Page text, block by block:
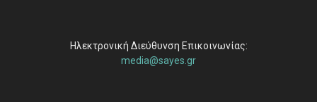
Ηλεκτρονική Διεύθυνση Επικοινωνίας:
media@sayes.gr